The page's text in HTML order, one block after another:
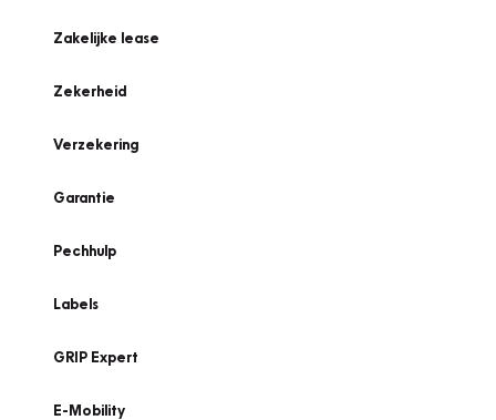
Zakelijke lease
Zekerheid
Verzekering
Garantie
Pechhulp
Labels
GRIP Expert
E-Mobility